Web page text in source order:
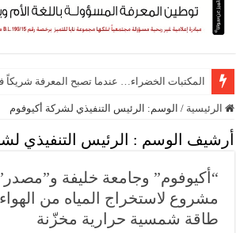
المكتبات الخضراء… عندما تصبح المعرفة شريكاً
الرئيسية / الوسم: الرئيس التنفيذي لشركة أكيوفوم
أرشيف الوسم : الرئيس التنفيذي
“أكيوفوم” وجامعة خليفة
مشروع لاستخراج المياه من
طاقة شمسية حرارية مخزّنة